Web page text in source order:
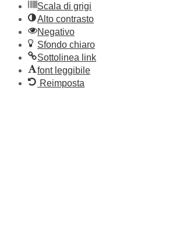
Scala di grigi
Alto contrasto
Negativo
Sfondo chiaro
Sottolinea link
font leggibile
Reimposta